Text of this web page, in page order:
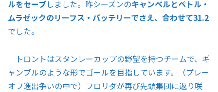
ルをセーブしました。昨シーズンのキャンベルとペトル・
ムラゼックのリーフス・バッテリーでさえ、合わせて31.2
でした。
トロントはスタンレーカップの野望を持つチームで、ギ
ャンブルのような形でゴールを目指しています。（プレー
オフ進出争いの中で）フロリダが再び先頭集団に返り咲